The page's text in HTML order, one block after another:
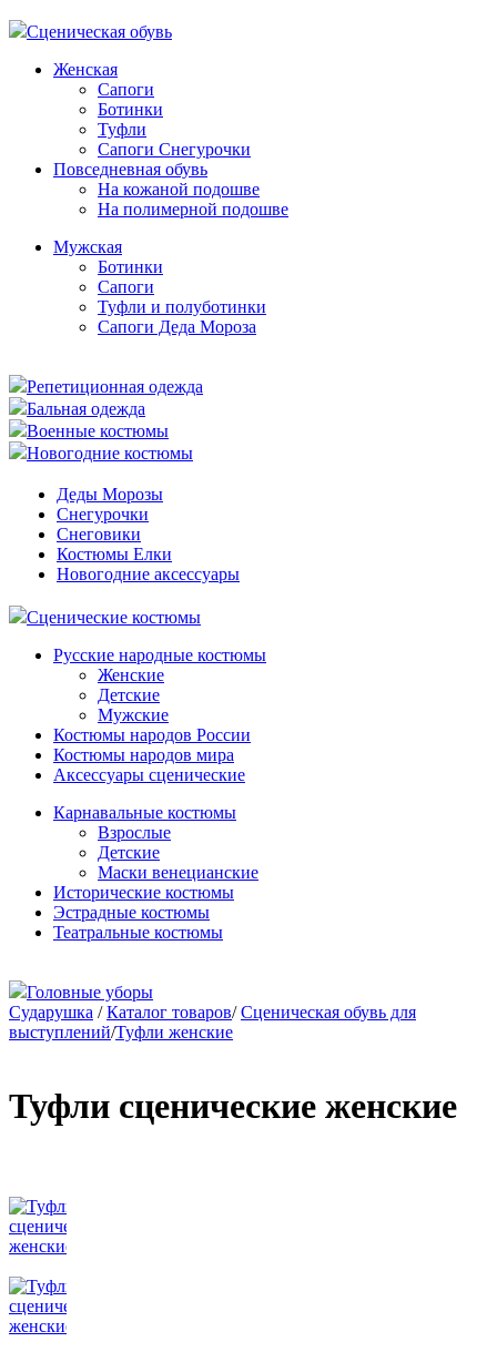
Сценическая обувь
Женская
Сапоги
Ботинки
Туфли
Сапоги Снегурочки
Повседневная обувь
На кожаной подошве
На полимерной подошве
Мужская
Ботинки
Сапоги
Туфли и полуботинки
Сапоги Деда Мороза
Репетиционная одежда
Бальная одежда
Военные костюмы
Новогодние костюмы
Деды Морозы
Снегурочки
Снеговики
Костюмы Елки
Новогодние аксессуары
Сценические костюмы
Русские народные костюмы
Женские
Детские
Мужские
Костюмы народов России
Костюмы народов мира
Аксессуары сценические
Карнавальные костюмы
Взрослые
Детские
Маски венецианские
Исторические костюмы
Эстрадные костюмы
Театральные костюмы
Головные уборы
Сударушка / Каталог товаров/ Сценическая обувь для
выступлений/Туфли женские
Туфли сценические женские